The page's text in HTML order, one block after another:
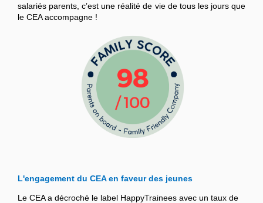
salariés parents, c’est une réalité de vie de tous les jours que
le CEA accompagne !
L'engagement du CEA en faveur des jeunes
Le CEA a décroché le label HappyTrainees avec un taux de